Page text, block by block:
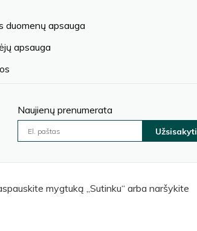
duomenų apsauga
apsauga
Naujienų prenumerata
Užsisakyti
mygtuką „Sutinku“ arba naršykite